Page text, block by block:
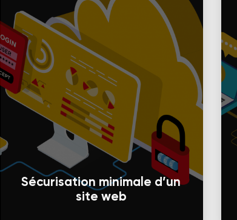
Sécurisation minimale d’un
site web